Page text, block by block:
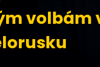
volbám